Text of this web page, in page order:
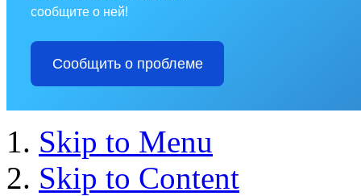
сообщите о ней!
Сообщить о проблеме
Skip to Menu
Skip to Content